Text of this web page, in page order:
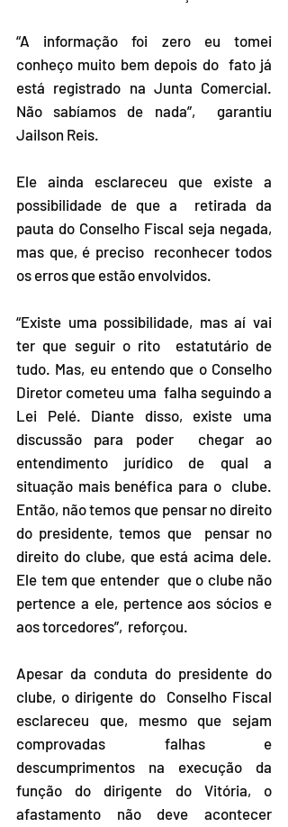
“A informação foi zero eu tomei
conheço muito bem depois do  fato já
está registrado na Junta Comercial.
Não sabíamos de nada”,  garantiu
Jailson Reis.
Ele ainda esclareceu que existe a
possibilidade de que a  retirada da
pauta do Conselho Fiscal seja negada,
mas que, é preciso  reconhecer todos
os erros que estão envolvidos.
“Existe uma possibilidade, mas aí vai
ter que seguir o rito  estatutário de
tudo. Mas, eu entendo que o Conselho
Diretor cometeu uma  falha seguindo a
Lei Pelé. Diante disso, existe uma
discussão para poder  chegar ao
entendimento jurídico de qual a
situação mais benéfica para o  clube.
Então, não temos que pensar no direito
do presidente, temos que  pensar no
direito do clube, que está acima dele.
Ele tem que entender  que o clube não
pertence a ele, pertence aos sócios e
aos torcedores”,  reforçou.
Apesar da conduta do presidente do
clube, o dirigente do  Conselho Fiscal
esclareceu que, mesmo que sejam
comprovadas falhas e
descumprimentos na execução da
função do dirigente do Vitória, o
afastamento não deve acontecer